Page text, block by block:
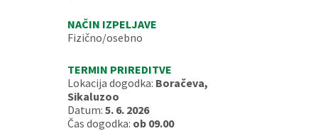
NAČIN IZPELJAVE
Fizično/osebno
TERMIN PRIREDITVE
Lokacija dogodka: Boračeva,
Sikaluzoo
Datum: 5. 6. 2026
Čas dogodka: ob 09.00